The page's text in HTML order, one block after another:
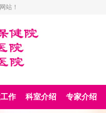
站！
作 科室介绍 专家介绍